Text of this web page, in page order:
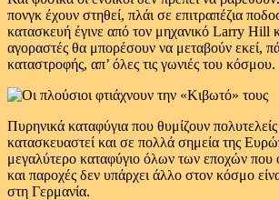
πονγκ έχουν στηθεί, πλάι σε επιτραπέζια
κατασκευή έγινε από τον μηχανικό Larry Hill
αγοραστές θα μπορέσουν να μεταβούν εκεί,
καταστροφής, απ’ όλες τις γωνιές του κόσμου.
Πυρηνικά καταφύγια που θυμίζουν πολυτελείς
κατασκευαστεί και σε πολλά σημεία της
μεγαλύτερο καταφύγιο όλων των εποχών που
και παροχές δεν υπάρχει άλλο στον κόσμο
στη Γερμανία.